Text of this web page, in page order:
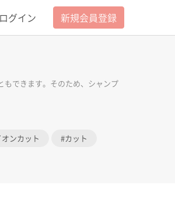
ログイン 新規会員登録
もできます。そのため、シャンプ
オンカット
カット